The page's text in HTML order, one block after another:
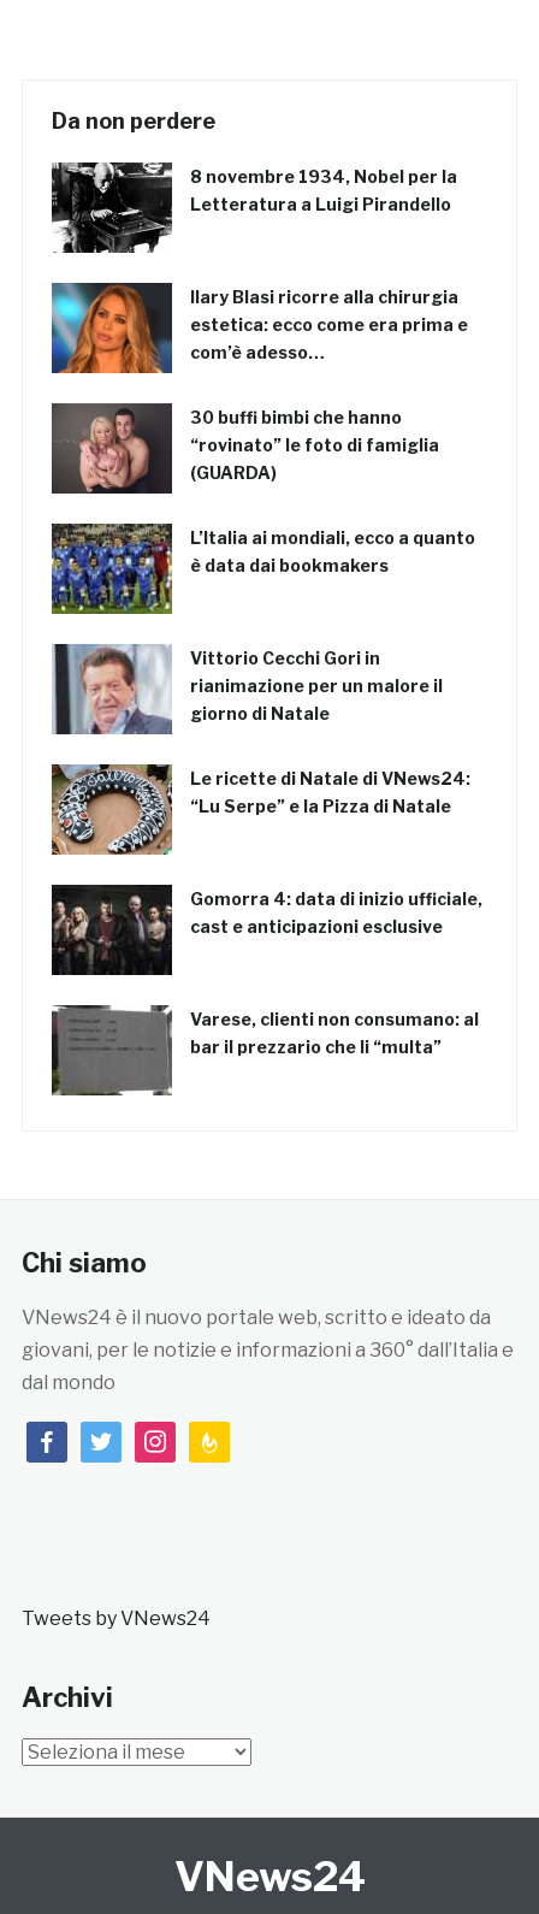
Da non perdere
8 novembre 1934, Nobel per la
Letteratura a Luigi Pirandello
Ilary Blasi ricorre alla chirurgia
estetica: ecco come era prima e
com’è adesso…
30 buffi bimbi che hanno
“rovinato” le foto di famiglia
(GUARDA)
L’Italia ai mondiali, ecco a quanto
è data dai bookmakers
Vittorio Cecchi Gori in
rianimazione per un malore il
giorno di Natale
Le ricette di Natale di VNews24:
“Lu Serpe” e la Pizza di Natale
Gomorra 4: data di inizio ufficiale,
cast e anticipazioni esclusive
Varese, clienti non consumano: al
bar il prezzario che li “multa”
Chi siamo
VNews24 è il nuovo portale web, scritto e ideato da
giovani, per le notizie e informazioni a 360° dall’Italia e
dal mondo
facebooktwitterinstagramfeedburner
Tweets by VNews24
Archivi
Archivi
VNews24